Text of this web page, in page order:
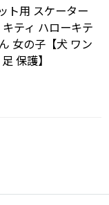
ト用 スケーター
ティ ハローキテ
女の子【犬 ワン
保護】